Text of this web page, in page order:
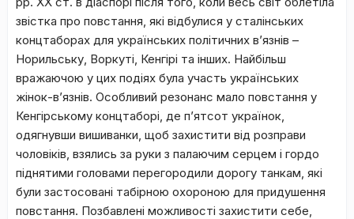
звістка про повстання, які відбулися у сталінських
концтаборах для українських політичних в’язнів –
Норильську, Воркуті, Кенгірі та інших. Найбільш
вражаючою у цих подіях була участь українських
жінок-в’язнів. Особливий резонанс мало повстання у
Кенгірському концтаборі, де п’ятсот українок,
одягнувши вишиванки, щоб захистити від розправи
чоловіків, взялись за руки з палаючим серцем і гордо
піднятими головами перегородили дорогу танкам, які
були застосовані табірною охороною для придушення
повстання. Позбавлені можливості захистити себе,